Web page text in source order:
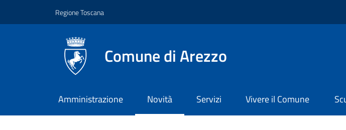
Regione Toscana
Comune di Arezzo
Amministrazione Novità Servizi Vivere il Comune